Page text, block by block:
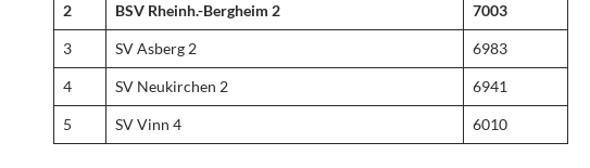
2 BSV Rheinh.-Bergheim 2 7003
3 SV Asberg 2 6983
4 SV Neukirchen 2 6941
5 SV Vinn 4 6010